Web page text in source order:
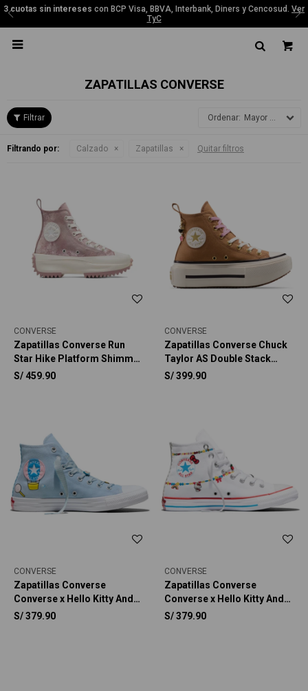
3 cuotas sin intereses con BCP Visa, BBVA, Interbank, Diners y Cencosud. Ver
TyC

ZAPATILLAS CONVERSE
Mayor precio
Filtrando por: Calzado Zapatillas Quitar filtros
CONVERSE
Zapatillas Converse Run
Star Hike Platform Shimmer
Mujer
S/ 459.90
CONVERSE
Zapatillas Converse Chuck
Taylor AS Double Stack
Platform Charms Unisex
S/399.90
CONVERSE
Zapatillas Converse
Converse x Hello Kitty And
Friends Chuck Taylor All
S/379.90
CONVERSE
Zapatillas Converse
Converse x Hello Kitty And
Friends Chuck Taylor All
S/379.90